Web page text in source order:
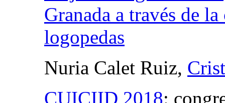
Granada a través de
logopedas
Nuria Calet Ruiz,
CUICIID 2018: